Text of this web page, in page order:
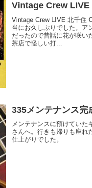
Vintage Crew LIVE
Vintage Crew LIVE 北千住
当にお久しぶりでした。ア
だったので昔話に花が咲い
茶店で怪しい打...
335メンテナンス完
メンテナンスに預けてい
さんへ。行きも帰りも座れ
仕上がりでした。